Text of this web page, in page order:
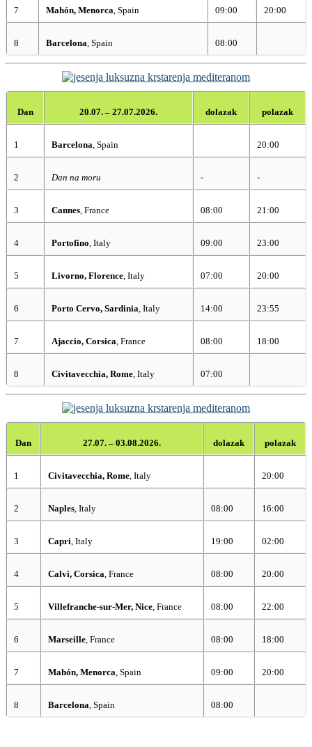
7 Mahón, Menorca, Spain 09:00 20:00
8 Barcelona, Spain 08:00
Dan 20.07. – 27.07.2026. dolazak polazak
1 Barcelona, Spain 20:00
2 Dan na moru - -
3 Cannes, France 08:00 21:00
4 Portofino, Italy 09:00 23:00
5 Livorno, Florence, Italy 07:00 20:00
6 Porto Cervo, Sardinia, Italy 14:00 23:55
7 Ajaccio, Corsica, France 08:00 18:00
8 Civitavecchia, Rome, Italy 07:00
Dan 27.07. – 03.08.2026. dolazak polazak
1 Civitavecchia, Rome, Italy 20:00
2 Naples, Italy 08:00 16:00
3 Capri, Italy 19:00 02:00
4 Calvi, Corsica, France 08:00 20:00
5 Villefranche-sur-Mer, Nice, France 08:00 22:00
6 Marseille, France 08:00 18:00
7 Mahón, Menorca, Spain 09:00 20:00
8 Barcelona, Spain 08:00